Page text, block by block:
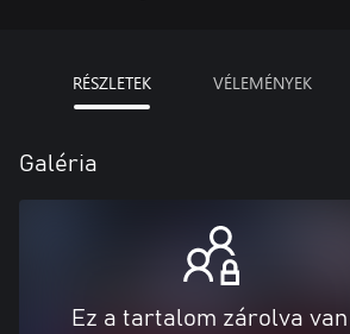
RÉSZLETEK VÉLEMÉNYEK
Galéria
Ez a tartalom zárolva van